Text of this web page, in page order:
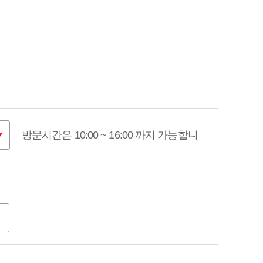
방문시간은 10:00 ~ 16:00 까지 가능합니